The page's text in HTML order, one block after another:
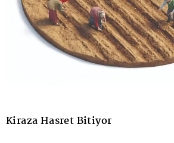
Kiraza Hasret Bitiyor